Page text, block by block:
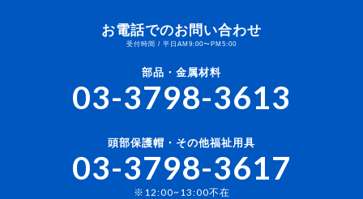
お電話でのお問い合わせ
受付時間 / 平日AM9:00〜PM5:00
部品・金属材料
03-3798-3613
頭部保護帽・その他福祉用具
03-3798-3617
※12:00~13:00不在